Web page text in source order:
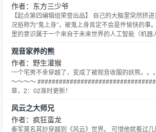
作者：东方三少爷
【起点第四编辑组荣誉出品】 自己的大脑里突然挤
况俗称为“鬼上身”，被鬼上身肯定不会是件愉快的事
里的意识属于一个来自于未来世界的人工智能（机器
中接触到了神秘的“天外来客”，从而掌握了来自于未
还莫名其妙地担负起了振兴中华医学的重任…… 声明
观音家养的熊
作者：野生灌猴
一个宅男不幸穿越了，变成了被观音收服的妖熊。。
～～～～
章，2：02准时更新！
风云之大师兄
作者：疯狂蛮龙
秦军莫名其妙穿越到《风云》世界。 可惜他就看过